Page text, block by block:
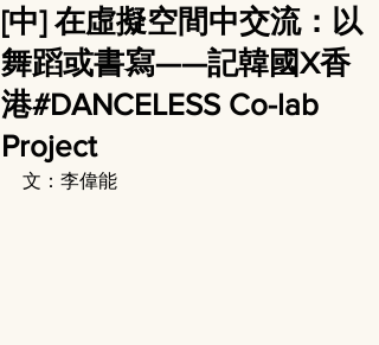
[中] 在虛擬空間中交流：以
舞蹈或書寫——記韓國X香
港#DANCELESS Co-lab
Project
文：李偉能